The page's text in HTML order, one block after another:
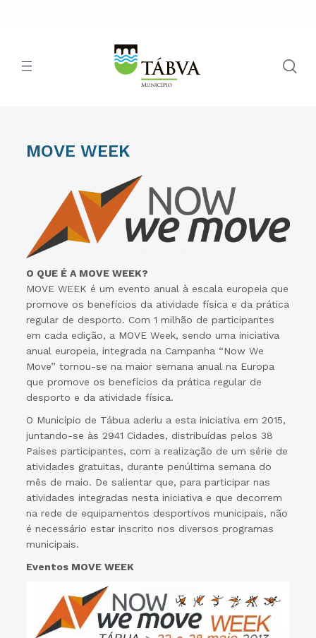
MOVE WEEK
O QUE É A MOVE WEEK?
MOVE WEEK é um evento anual à escala europeia que
promove os benefícios da atividade física e da prática
regular de desporto. Com 1 milhão de participantes
em cada edição, a MOVE Week, sendo uma iniciativa
anual europeia, integrada na Campanha “Now We
Move” tornou-se na maior semana anual na Europa
que promove os benefícios da prática regular de
desporto e da atividade física.
O Município de Tábua aderiu a esta iniciativa em 2015,
juntando-se às 2941 Cidades, distribuídas pelos 38
Países participantes, com a realização de um série de
atividades gratuitas, durante penúltima semana do
mês de maio. De salientar que, para participar nas
atividades integradas nesta iniciativa e que decorrem
na rede de equipamentos desportivos municipais, não
é necessário estar inscrito nos diversos programas
municipais.
Eventos MOVE WEEK